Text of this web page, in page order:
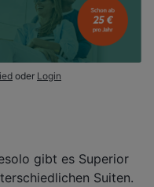
oder Login
gibt es Superior
Suiten.